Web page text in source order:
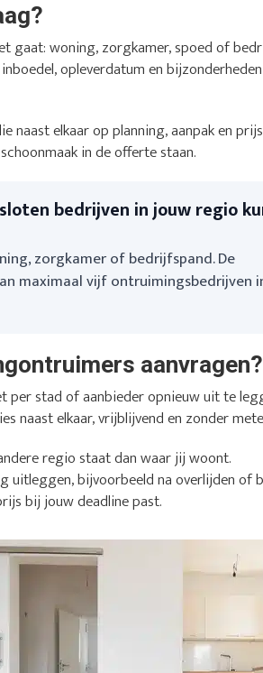
gaat: woning, zorgkamer, spoed of
opleverdatum en
naast elkaar op planning, aanpak en
in de offerte staan.
bedrijven in jouw regio
zorgkamer of bedrijfspand. De
maximaal vijf ontruimingsbedrijven
aanvragen?
stad of aanbieder opnieuw uit te
naast elkaar, vrijblijvend en zonder
regio staat dan waar jij woont.
uitleggen, bijvoorbeeld na overlijden of
bij jouw deadline past.